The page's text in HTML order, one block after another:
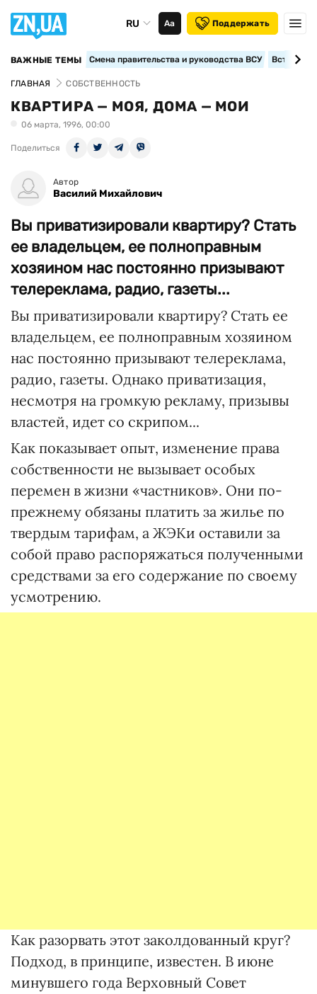
RU Аа Поддержать
ВАЖНЫЕ ТЕМЫ Смена правительства и руководства ВСУ
ГЛАВНАЯ СОБСТВЕННОСТЬ
КВАРТИРА — МОЯ, ДОМА — МОИ
06 марта, 1996, 00:00
Поделиться
Автор
Василий Михайлович
Вы приватизировали квартиру? Стать
ее владельцем, ее полноправным
хозяином нас постоянно призывают
телереклама, радио, газеты...
Вы приватизировали квартиру? Стать ее
владельцем, ее полноправным хозяином
нас постоянно призывают телереклама,
радио, газеты. Однако приватизация,
несмотря на громкую рекламу, призывы
властей, идет со скрипом...
Как показывает опыт, изменение права
собственности не вызывает особых
перемен в жизни «частников». Они по-
прежнему обязаны платить за жилье по
твердым тарифам, а ЖЭКи оставили за
собой право распоряжаться полученными
средствами за его содержание по своему
усмотрению.
Как разорвать этот заколдованный круг?
Подход, в принципе, известен. В июне
минувшего года Верховный Совет